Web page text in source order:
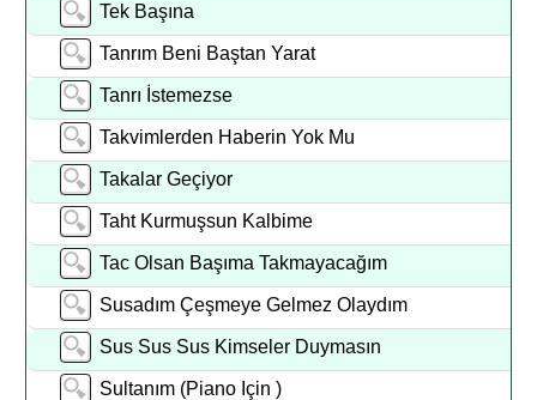
Tek Başına
Tanrım Beni Baştan Yarat
Tanrı İstemezse
Takvimlerden Haberin Yok Mu
Takalar Geçiyor
Taht Kurmuşsun Kalbime
Tac Olsan Başıma Takmayacağım
Susadım Çeşmeye Gelmez Olaydım
Sus Sus Sus Kimseler Duymasın
Sultanım (Piano Için )